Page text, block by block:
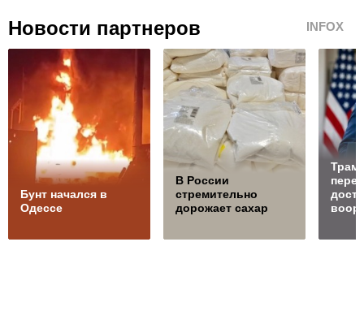
Новости партнеров INFOX
Бунт начался в
Одессе
В России
стремительно
дорожает сахар